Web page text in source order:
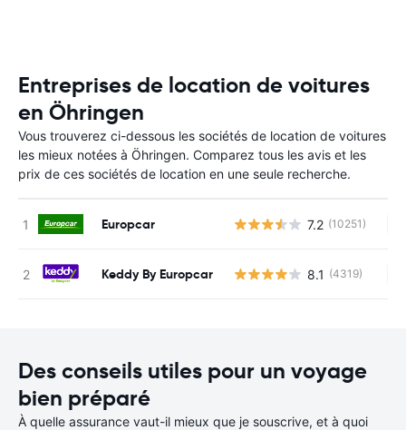
Entreprises de location de voitures
en Öhringen
Vous trouverez ci-dessous les sociétés de location de voitures
les mieux notées à Öhringen. Comparez tous les avis et les
prix de ces sociétés de location en une seule recherche.
Europcar 7.2 (10251)
Keddy By Europcar 8.1 (4319)
Des conseils utiles pour un voyage
bien préparé
À quelle assurance vaut-il mieux que je souscrive, et à quoi